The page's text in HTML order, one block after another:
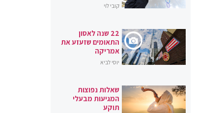
קובי לוי
22 שנה לאסון
התאומים שזעזע את
אמריקה
יוסי לביא
שאלות נפוצות
המגיעות מבעלי
תוקע